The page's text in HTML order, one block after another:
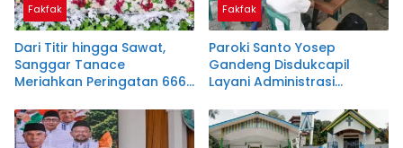
Fakfak
Dari Titir hingga Sawat,
Sanggar Tanace
Meriahkan Peringatan 666
Papua
Fakfak
Paroki Santo Yosep
Gandeng Disdukcapil
Layani Administrasi
Instruksi Bupati Samaun
Dahlan